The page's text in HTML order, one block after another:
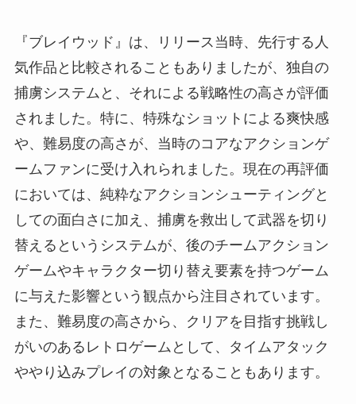
『ブレイウッド』は、リリース当時、先行する人
気作品と比較されることもありましたが、独自の
捕虜システムと、それによる戦略性の高さが評価
されました。特に、特殊なショットによる爽快感
や、難易度の高さが、当時のコアなアクションゲ
ームファンに受け入れられました。現在の再評価
においては、純粋なアクションシューティングと
しての面白さに加え、捕虜を救出して武器を切り
替えるというシステムが、後のチームアクション
ゲームやキャラクター切り替え要素を持つゲーム
に与えた影響という観点から注目されています。
また、難易度の高さから、クリアを目指す挑戦し
がいのあるレトロゲームとして、タイムアタック
ややり込みプレイの対象となることもあります。